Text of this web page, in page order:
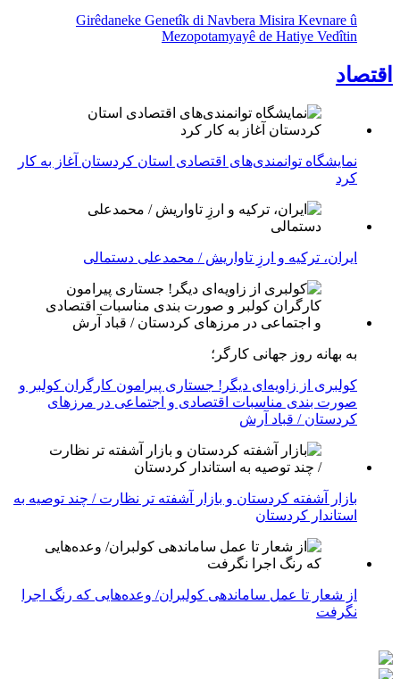
Girêdaneke Genetîk di Navbera Misira Kevnare û
Mezopotamyayê de Hatiye Vedîtin
اقتصاد
نمایشگاه توانمندی‌های اقتصادی استان کردستان آغاز به کار
کرد
ایران، ترکیه و ارزِ تاواریش / محمدعلی دستمالی
به بهانه روز جهانی کارگر؛
کولبری از زاویه‌ای دیگر! جستاری پیرامون کارگران کولبر و
صورت بندی مناسبات اقتصادی و اجتماعی در مرزهای
کردستان / قباد آرش
بازار آشفته کردستان و بازار آشفته­ تر نظارت / چند توصیه به
استاندار کردستان
از شعار تا عمل ساماندهی کولبران/ وعده‌هایی که رنگ اجرا
نگرفت